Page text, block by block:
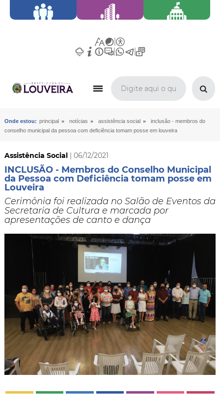
Onde estou: principal » notícias » assistência social »
inclusão - membros do
conselho municipal da pessoa com deficiência tomam posse em louveira
Assistência Social| 06/12/2021
INCLUSÃO - Membros do Conselho Municipal
da Pessoa com Deficiência tomam posse em
Louveira
Cerimônia foi realizada no Salão de Eventos da
Secretaria de Cultura e marcada por
apresentações de canto e dança